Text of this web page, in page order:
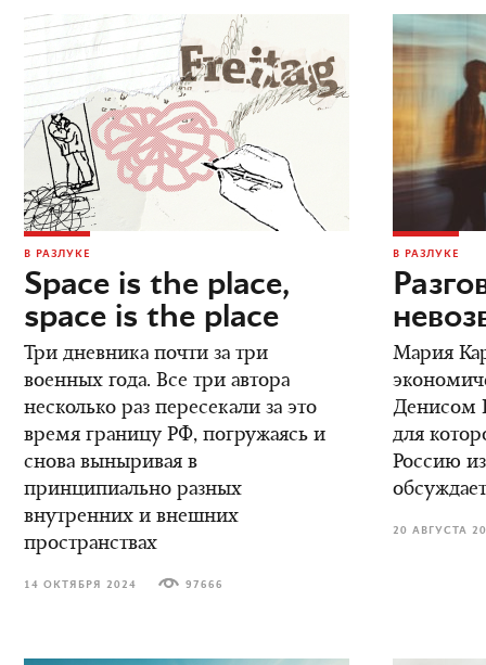
В РАЗЛУКЕ
Space is the place,
space is the place
Три дневника почти за три
военных года. Все три автора
несколько раз пересекали за это
время границу РФ, погружаясь и
снова выныривая в
принципиально разных
внутренних и внешних
пространствах
14 ОКТЯБРЯ 2024 97666
В РАЗЛУКЕ
Мария
Денисом
для
Россию
20 АВГУСТА